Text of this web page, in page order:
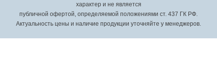
характер и не является
публичной офертой, определяемой положениями ст. 437 ГК РФ.
Актуальность цены и наличие продукции уточняйте у менеджеров.